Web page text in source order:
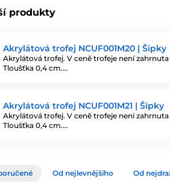
produkty
Akrylátová trofej NCUF001M20 | Šipky
Akrylátová trofej. V ceně trofeje není
Tloušťka 0,4 cm.…
Akrylátová trofej NCUF001M21 | Šipky
Akrylátová trofej. V ceně trofeje není
Tloušťka 0,4 cm.…
Od nejlevnějšího Od